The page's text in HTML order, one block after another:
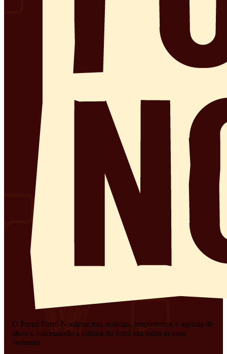
O Portal Forró Nordeste traz notícias, lançamentos e agenda de
shows, valorizando a cultura do forró em todas as suas
vertentes.